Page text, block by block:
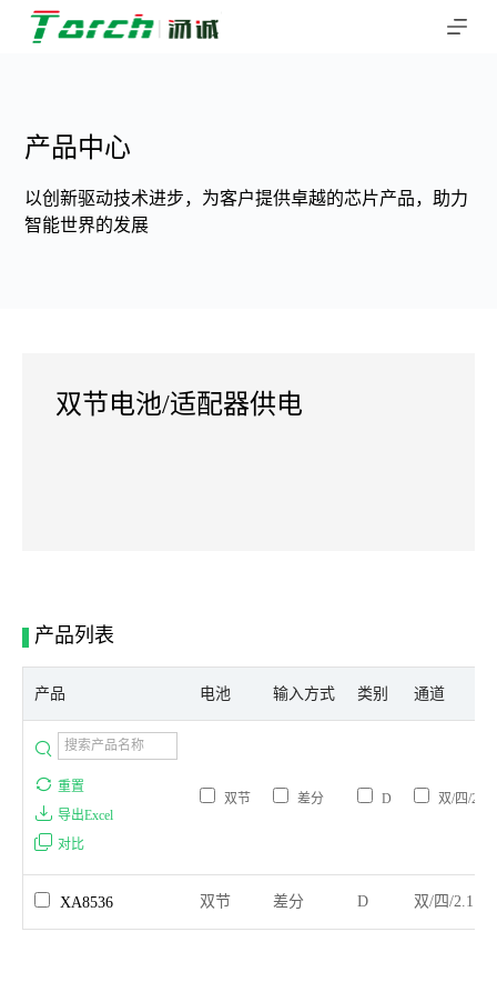
跳
产品中心
以创新驱动技术进步，为客户提供卓越的芯片产品，助力
智能世界的发展
双节电池/适配器供电
产品列表
产品 电池 输入方式 类别 通道
重置
导出Excel
对比
双节 差分 D 双/四/2.1
XA8536 双节 差分 D 双/四/2.1